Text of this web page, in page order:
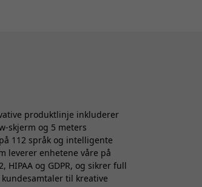
produktlinje inkluderer
skjerm og 5 meters
112 språk og intelligente
leverer enhetene våre på
og GDPR, og sikrer full
til kreative